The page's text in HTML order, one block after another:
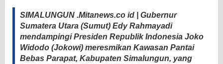
SIMALUNGUN .Mitanews.co id | Gubernur
Sumatera Utara (Sumut) Edy Rahmayadi
mendampingi Presiden Republik Indonesia Joko
Widodo (Jokowi) meresmikan Kawasan Pantai
Bebas Parapat, Kabupaten Simalungun, yang